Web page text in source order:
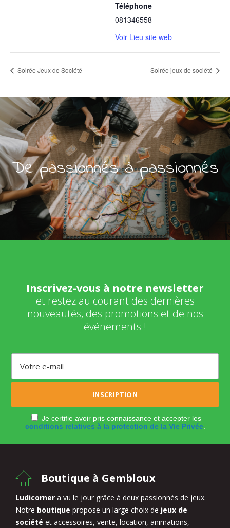
Téléphone
081346558
Voir Lieu site web
Soirée Jeux de Société Soirée jeux de société
De passionnés à passionnés
Inscrivez-vous à notre newsletter
et restez au courant des dernières
nouveautés, des promotions et de nos
événements !
Je certifie avoir pris connaissance et accepter les
conditions relatives à la protection de la Vie Privée.
Boutique à Gembloux
Ludicorner a vu le jour grâce à deux passionnés de jeux.
Notre boutique propose un large choix de jeux de
société et accessoires, vente, location, animations,